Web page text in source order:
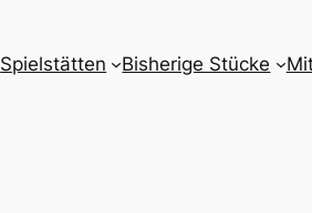
Spielstätten Bisherige Stücke